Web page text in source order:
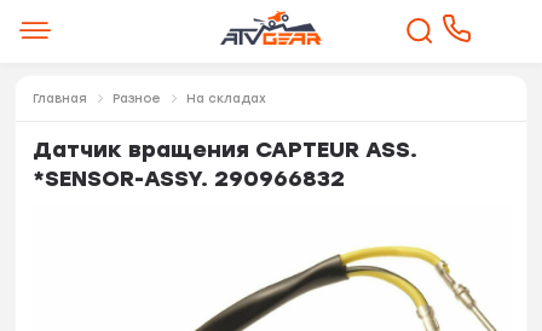
Главная Разное На складах
Датчик вращения CAPTEUR ASS.
*SENSOR-ASSY. 290966832